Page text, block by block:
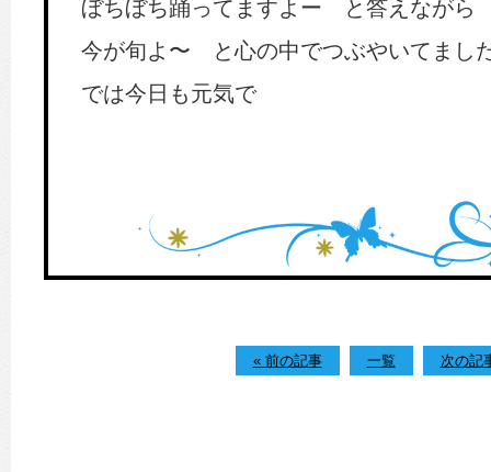
ぼちぼち踊ってますよー と答えながら
今が旬よ〜 と心の中でつぶやいてまし
では今日も元気で
« 前の記事 一覧 次の記